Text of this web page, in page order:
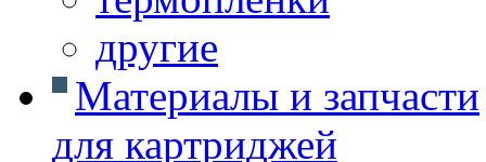
другие
Материалы и запчасти
для картриджей